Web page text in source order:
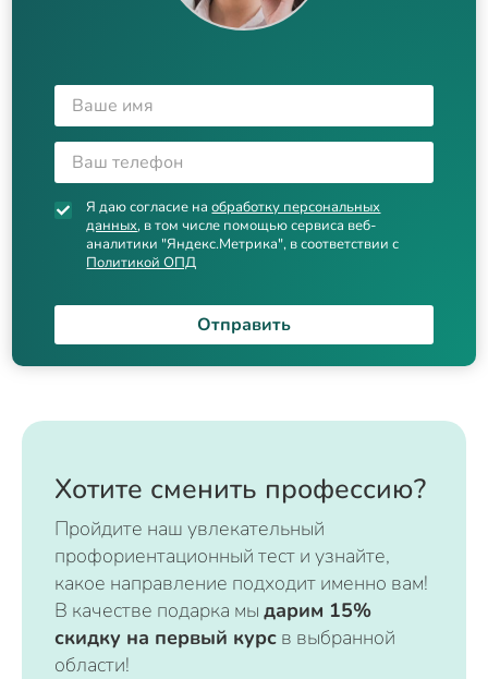
Я даю согласие наобработку персональных
данных, в том числе помощью сервиса веб-
аналитики "Яндекс.Метрика", в соответствии с
Политикой ОПД
Отправить
Хотите сменить профессию?
Пройдите наш увлекательный
профориентационный тест и узнайте,
какое направление подходит именно вам!
В качестве подарка мы дарим 15%
скидку на первый курс в выбранной
области!